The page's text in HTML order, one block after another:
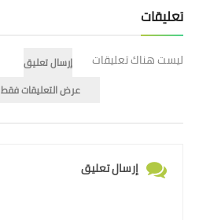
تعليقات
ليست هناك تعليقات
إرسال تعليق
عرض التعليقات فقط
إرسال تعليق